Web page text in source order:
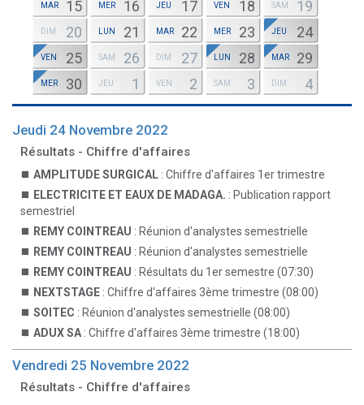
MAR 15 MER 16 JEU 17 VEN 18 SAM 19
DIM 20 LUN 21 MAR 22 MER 23 JEU 24
VEN 25 SAM 26 DIM 27 LUN 28 MAR 29
MER 30 JEU 1 VEN 2 SAM 3 DIM 4
Jeudi 24 Novembre 2022
Résultats - Chiffre d'affaires
AMPLITUDE SURGICAL : Chiffre d'affaires 1er trimestre
ELECTRICITE ET EAUX DE MADAGA. : Publication rapport
semestriel
REMY COINTREAU : Réunion d'analystes semestrielle
REMY COINTREAU : Réunion d'analystes semestrielle
REMY COINTREAU : Résultats du 1er semestre (07:30)
NEXTSTAGE : Chiffre d'affaires 3ème trimestre (08:00)
SOITEC : Réunion d'analystes semestrielle (08:00)
ADUX SA : Chiffre d'affaires 3ème trimestre (18:00)
Vendredi 25 Novembre 2022
Résultats - Chiffre d'affaires